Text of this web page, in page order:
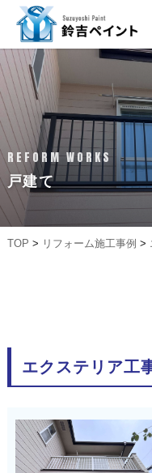
REFORM WORKS
戸建て
TOP > リフォーム施工事例 >
エクステリア工